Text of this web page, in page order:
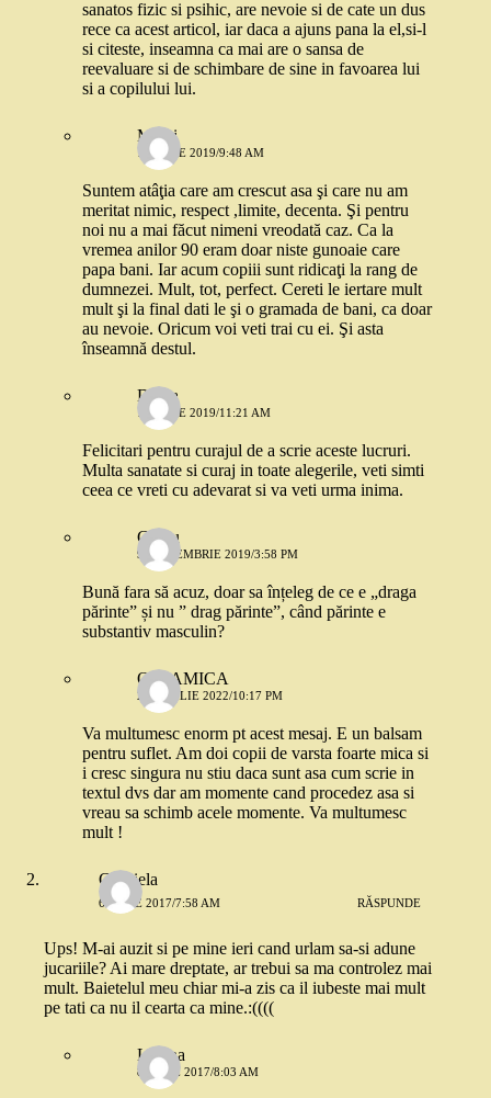
sanatos fizic si psihic, are nevoie si de cate un dus
rece ca acest articol, iar daca a ajuns pana la el,si-l
si citeste, inseamna ca mai are o sansa de
reevaluare si de schimbare de sine in favoarea lui
si a copilului lui.
Mihai
10 IULIE 2019/9:48 AM
Suntem atâţia care am crescut asa şi care nu am
meritat nimic, respect ,limite, decenta. Şi pentru
noi nu a mai făcut nimeni vreodată caz. Ca la
vremea anilor 90 eram doar niste gunoaie care
papa bani. Iar acum copiii sunt ridicaţi la rang de
dumnezei. Mult, tot, perfect. Cereti le iertare mult
mult şi la final dati le şi o gramada de bani, ca doar
au nevoie. Oricum voi veti trai cu ei. Şi asta
înseamnă destul.
Diana
14 IULIE 2019/11:21 AM
Felicitari pentru curajul de a scrie aceste lucruri.
Multa sanatate si curaj in toate alegerile, veti simti
ceea ce vreti cu adevarat si va veti urma inima.
Gociu
9 SEPTEMBRIE 2019/3:58 PM
Bună fara să acuz, doar sa înțeleg de ce e „draga
părinte” și nu ” drag părinte”, când părinte e
substantiv masculin?
O MAMICA
27 APRILIE 2022/10:17 PM
Va multumesc enorm pt acest mesaj. E un balsam
pentru suflet. Am doi copii de varsta foarte mica si
i cresc singura nu stiu daca sunt asa cum scrie in
textul dvs dar am momente cand procedez asa si
vreau sa schimb acele momente. Va multumesc
mult !
Gabriela
6 IUNIE 2017/7:58 AM RĂSPUNDE
Ups! M-ai auzit si pe mine ieri cand urlam sa-si adune
jucariile? Ai mare dreptate, ar trebui sa ma controlez mai
mult. Baietelul meu chiar mi-a zis ca il iubeste mai mult
pe tati ca nu il cearta ca mine.:((((
Liliana
8 IUNIE 2017/8:03 AM